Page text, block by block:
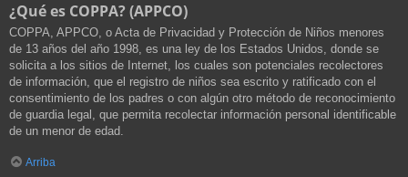
¿Qué es COPPA? (APPCO)
COPPA, APPCO, o Acta de Privacidad y Protección de Niños menores
de 13 años del año 1998, es una ley de los Estados Unidos, donde se
solicita a los sitios de Internet, los cuales son potenciales recolectores
de información, que el registro de niños sea escrito y ratificado con el
consentimiento de los padres o con algún otro método de reconocimiento
de guardia legal, que permita recolectar información personal identificable
de un menor de edad.
Arriba